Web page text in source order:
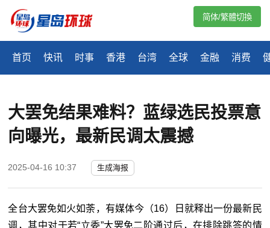
首页 快讯 时事 香港 台湾 全球 金融 消费
简体/繁體切換
大罢免结果难料？蓝绿选民投票意
向曝光，最新民调太震撼
2025-04-16 10:37 生成海报
全台大罢免如火如荼，有媒体今（16）日就释出一份最新民
调，其中对于若“立委”大罢免二阶通过后，在排除跳答的情